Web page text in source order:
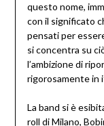
questo nome,
con il significato
pensati per
si concentra su
l’ambizione di
rigorosamente in
La band si è
roll di Milano,